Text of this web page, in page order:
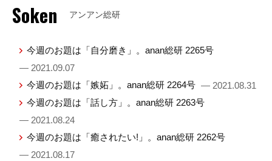
Soken アンアン総研
今週のお題は「自分磨き」。anan総研 2265号
— 2021.09.07
今週のお題は「嫉妬」。anan総研 2264号 — 2021.08.31
今週のお題は「話し方」。anan総研 2263号
— 2021.08.24
今週のお題は「癒されたい!」。anan総研 2262号
— 2021.08.17